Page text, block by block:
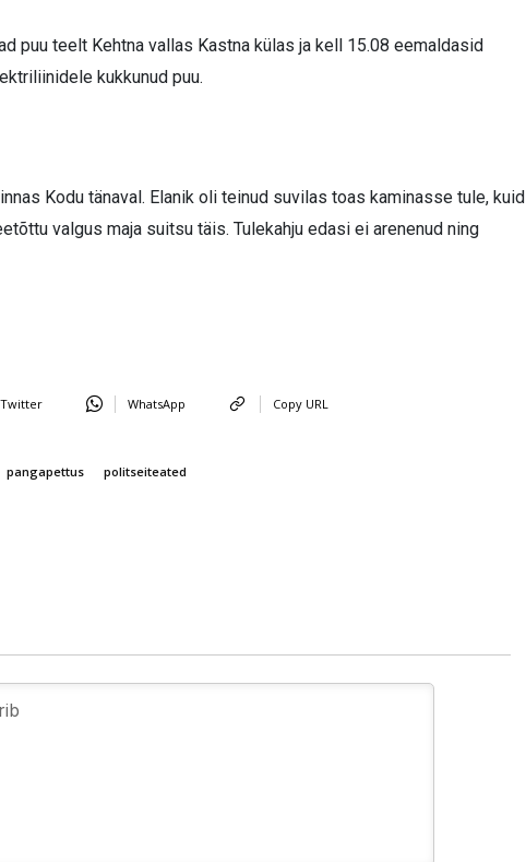
puu teelt Kehtna vallas Kastna külas ja kell 15.08 eemaldasid
kukkunud puu.
Kodu tänaval. Elanik oli teinud suvilas toas kaminasse tule, kuid
valgus maja suitsu täis. Tulekahju edasi ei arenenud ning
Twitter WhatsApp Copy URL
pangapettus politseiteated